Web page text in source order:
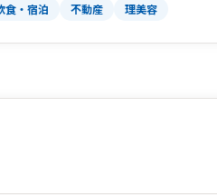
食・宿泊 不動産 理美容